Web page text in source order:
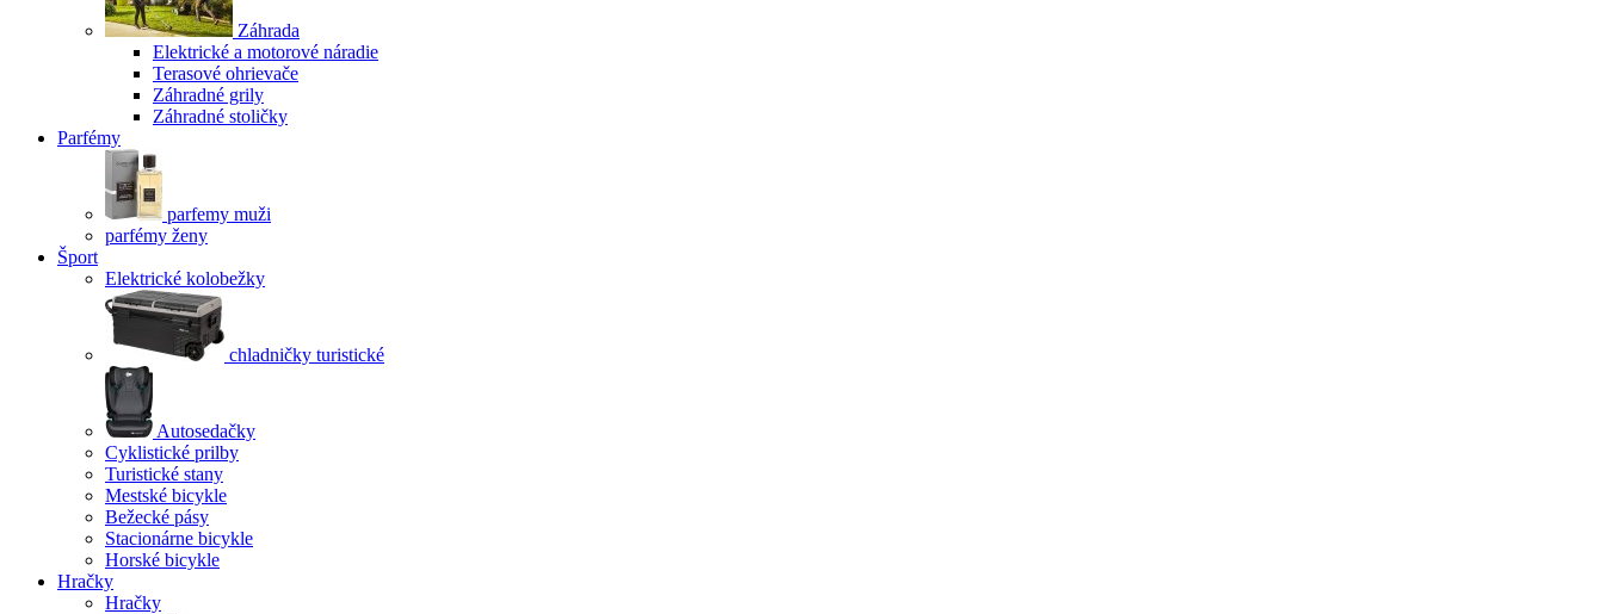
Záhrada
Elektrické a motorové náradie
Terasové ohrievače
Záhradné grily
Záhradné stoličky
Parfémy
parfemy muži
parfémy ženy
Šport
Elektrické kolobežky
chladničky turistické
Autosedačky
Cyklistické prilby
Turistické stany
Mestské bicykle
Bežecké pásy
Stacionárne bicykle
Horské bicykle
Hračky
Hračky